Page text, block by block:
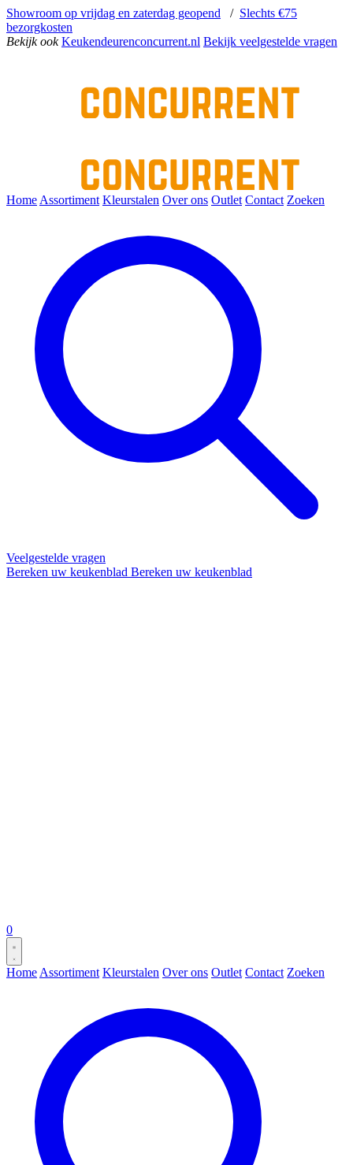
Showroom op vrijdag en zaterdag geopend / Slechts €75
bezorgkosten
Bekijk ook Keukendeurenconcurrent.nl Bekijk veelgestelde vragen
Home Assortiment Kleurstalen Over ons Outlet Contact Zoeken
Veelgestelde vragen
Bereken uw keukenblad Bereken uw keukenblad
0
Home Assortiment Kleurstalen Over ons Outlet Contact Zoeken